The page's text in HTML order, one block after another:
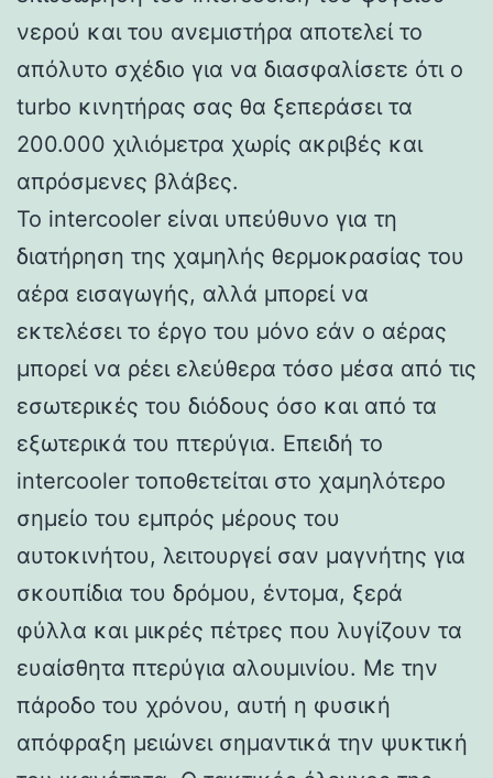
νερού και του ανεμιστήρα αποτελεί το
απόλυτο σχέδιο για να διασφαλίσετε ότι ο
turbo κινητήρας σας θα ξεπεράσει τα
200.000 χιλιόμετρα χωρίς ακριβές και
απρόσμενες βλάβες.
Το intercooler είναι υπεύθυνο για τη
διατήρηση της χαμηλής θερμοκρασίας του
αέρα εισαγωγής, αλλά μπορεί να
εκτελέσει το έργο του μόνο εάν ο αέρας
μπορεί να ρέει ελεύθερα τόσο μέσα από τις
εσωτερικές του διόδους όσο και από τα
εξωτερικά του πτερύγια. Επειδή το
intercooler τοποθετείται στο χαμηλότερο
σημείο του εμπρός μέρους του
αυτοκινήτου, λειτουργεί σαν μαγνήτης για
σκουπίδια του δρόμου, έντομα, ξερά
φύλλα και μικρές πέτρες που λυγίζουν τα
ευαίσθητα πτερύγια αλουμινίου. Με την
πάροδο του χρόνου, αυτή η φυσική
απόφραξη μειώνει σημαντικά την ψυκτική